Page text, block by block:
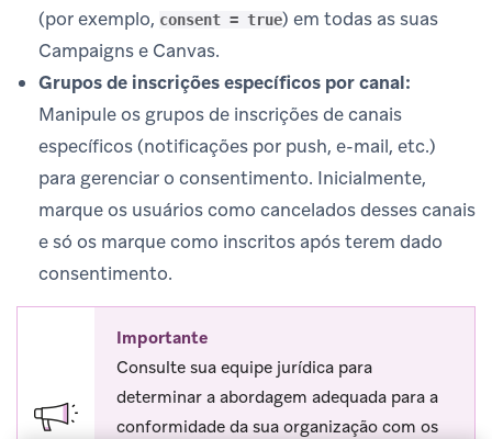
(por exemplo, consent = true) em todas as suas
Campaigns e Canvas.
Grupos de inscrições específicos por canal:
Manipule os grupos de inscrições de canais
específicos (notificações por push, e-mail, etc.)
para gerenciar o consentimento. Inicialmente,
marque os usuários como cancelados desses canais
e só os marque como inscritos após terem dado
consentimento.
Importante
Consulte sua equipe jurídica para
determinar a abordagem adequada para a
conformidade da sua organização com os